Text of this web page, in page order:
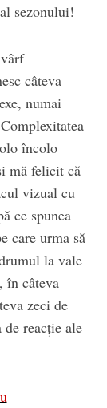
sezonului!
câteva
numai
încolo
mă felicit că
vizual cu
ce spunea
care urma să
la vale
în câteva
zeci de
reacţie ale